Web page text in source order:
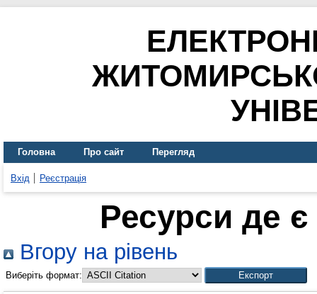
Головна Про сайт Перегляд
Вхід Реєстрація
Ресурси де
Вгору на рівень
Виберіть формат: